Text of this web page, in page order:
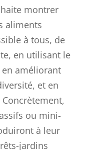
montrer
aliments
à tous, de
en utilisant le
en améliorant
et en
ou mini-
à leur
jardins